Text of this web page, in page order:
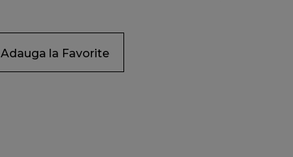
Adauga la Favorite